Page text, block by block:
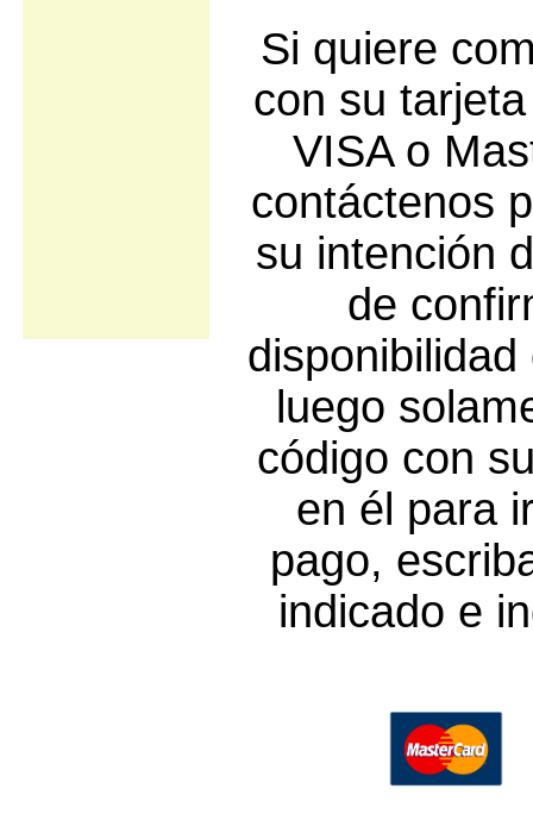
Si quiere
con su
VISA o
contáctenos
su intención
de
luego
código con
en él para
pago,
indicado e